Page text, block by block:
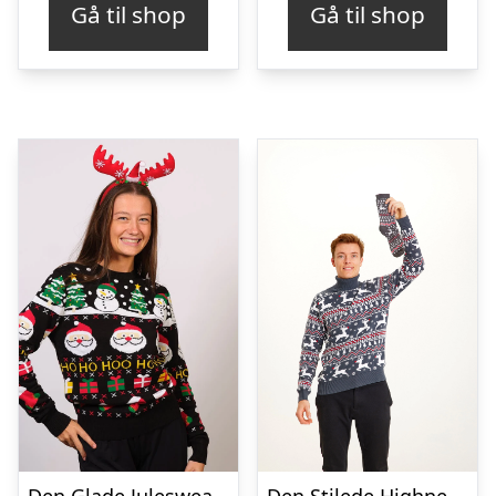
var:
kr. 349,00.kr. 261,00.
Gå til shop Gå til shop